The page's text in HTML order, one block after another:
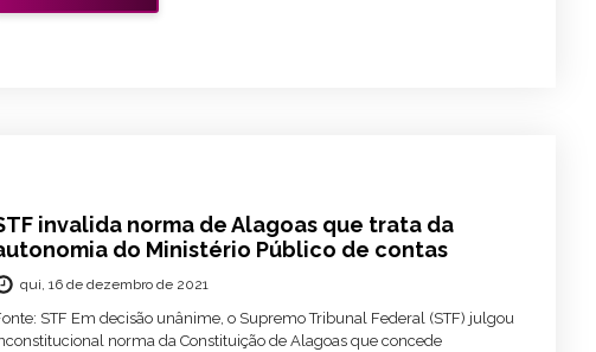
invalida norma de Alagoas que trata da
do Ministério Público de contas
qui, 16 de dezembro de 2021
STF Em decisão unânime, o Supremo Tribunal Federal (STF) julgou
norma da Constituição de Alagoas que concede